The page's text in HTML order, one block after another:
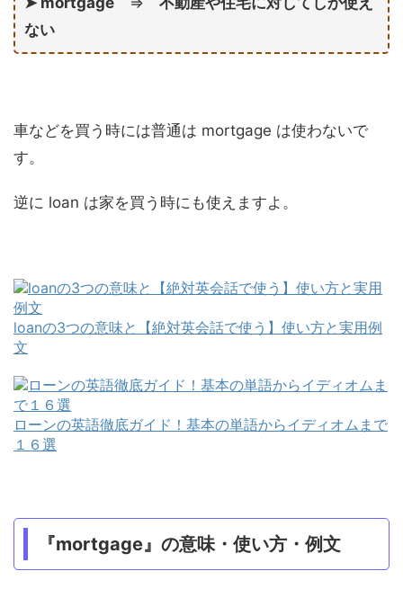
ない
車などを買う時には普通は mortgage は使わないで
す。
逆に loan は家を買う時にも使えますよ。
loanの3つの意味と【絶対英会話で使う】使い方と実用例
文
ローンの英語徹底ガイド！基本の単語からイディオムまで
１６選
『mortgage』の意味・使い方・例文